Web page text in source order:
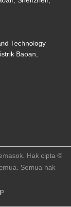
Technology
Baoan,
Hak cipta ©
Semua hak